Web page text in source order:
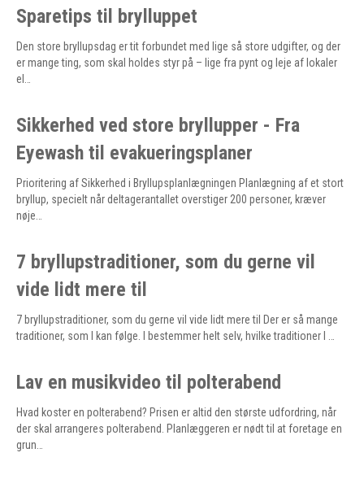
Sparetips til brylluppet
Den store bryllupsdag er tit forbundet med lige så store udgifter, og der
er mange ting, som skal holdes styr på – lige fra pynt og leje af lokaler
el…
Sikkerhed ved store bryllupper - Fra
Eyewash til evakueringsplaner
Prioritering af Sikkerhed i Bryllupsplanlægningen Planlægning af et stort
bryllup, specielt når deltagerantallet overstiger 200 personer, kræver
nøje…
7 bryllupstraditioner, som du gerne vil
vide lidt mere til
7 bryllupstraditioner, som du gerne vil vide lidt mere til Der er så mange
traditioner, som I kan følge. I bestemmer helt selv, hvilke traditioner I …
Lav en musikvideo til polterabend
Hvad koster en polterabend? Prisen er altid den største udfordring, når
der skal arrangeres polterabend. Planlæggeren er nødt til at foretage en
grun…